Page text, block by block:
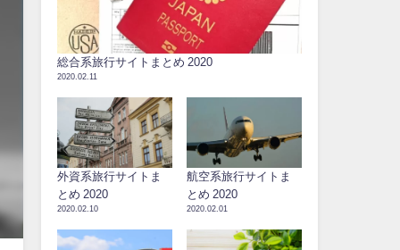
総合系旅行サイトまとめ 2020
2020.02.11
外資系旅行サイトま
とめ 2020
2020.02.10
航空系旅行サイトま
とめ 2020
2020.02.01